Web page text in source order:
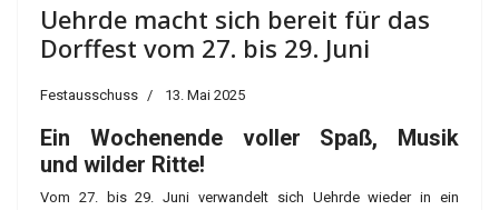
Uehrde macht sich bereit für das
Dorffest vom 27. bis 29. Juni
Festausschuss 13. Mai 2025
Ein Wochenende voller Spaß, Musik
und wilder Ritte!
Vom 27. bis 29. Juni verwandelt sich Uehrde wieder in ein